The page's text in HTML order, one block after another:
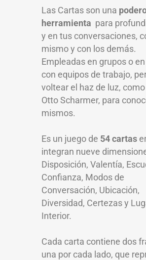
Las Cartas son una
herramienta para
y en tus conversaciones,
mismo y con los demás.
Empleadas en grupos o
con equipos de trabajo,
voltear el haz de luz,
Otto Scharmer, para
mismos.
Es un juego de 54 cartas
integran nueve
Disposición, Valentía,
Confianza, Modos de
Conversación, Ubicación,
Diversidad, Certezas y
Interior.
Cada carta contiene dos
una por cada lado, que